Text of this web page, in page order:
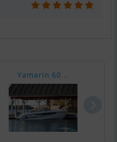
Yamarin 60 ..